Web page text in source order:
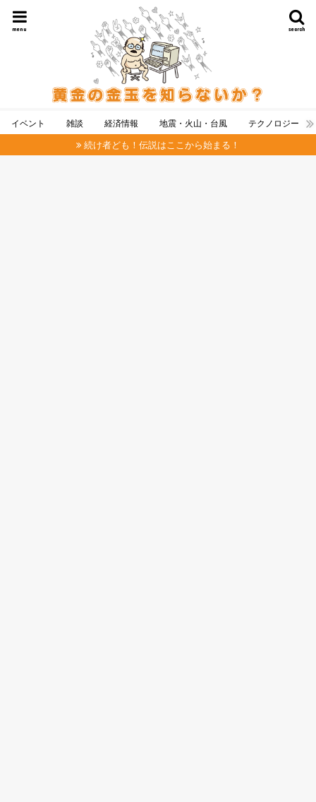
search
menu
イベント 雑談 経済情報 地震・火山・台風 テクノロジー
続け者ども！伝説はここから始まる！